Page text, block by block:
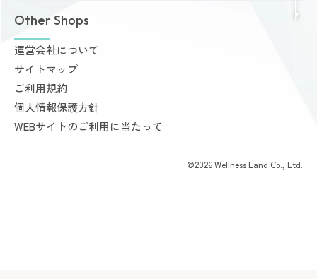
料金案内
入会手続きのご案内
お支払いについて
よくあるご質問
会員様からいただいた声
24時間ジム Amazones & Hercules
AMAZONES ONLINE SHOP
サイトマップ
ご利用規約
個人情報保護方針
WEBサイトのご利用に当たって